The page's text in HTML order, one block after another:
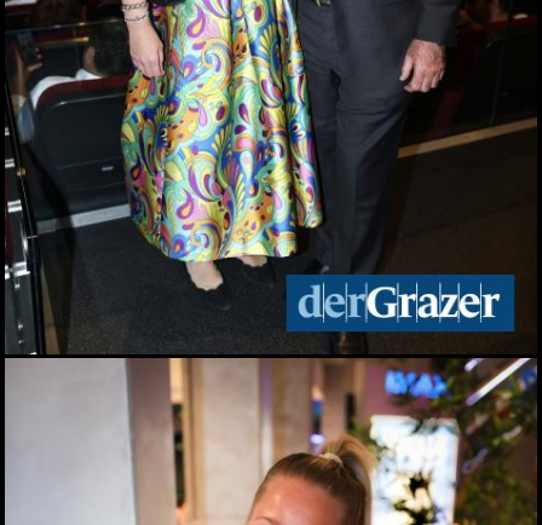
23.04.2026
3. Annenfrühstück bei
Cookina
22.04.2026
Maturaball.info Brunch
2026
17.04.2026
Aktionstag am
Hauptplatz: Graz bekam
wieder Rat vom Notariat
Palm Springs in Graz:
Katze Katze startete in
Spatenstich für den